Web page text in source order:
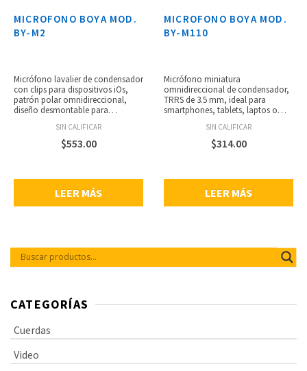
MICROFONO BOYA MOD.
BY-M2
Micrófono lavalier de condensador
con clips para dispositivos iOs,
patrón polar omnidireccional,
diseño desmontable para
con certificación Apple MFi,
permite otro micrófono de 3.5
mm, salida TRS a dispositivos iOs,
6 metros, peso: 46 g.
SIN CALIFICAR
$553.00
LEER MÁS
MICROFONO BOYA MOD.
BY-M110
Micrófono miniatura
omnidireccional de condensador,
TRRS de 3.5 mm, ideal para
smartphones, tablets, laptos o
respuesta de frecuencia de 50 Hz a
18 kHz, operación plug and play,
cabezal giratorio de 180° grados,
sensibilidad: -36 ±2 dB (0 dB =
1V/Pa, a 1 kHz), relación señal a
SIN CALIFICAR
$314.00
LEER MÁS
CATEGORÍAS
Cuerdas
Video